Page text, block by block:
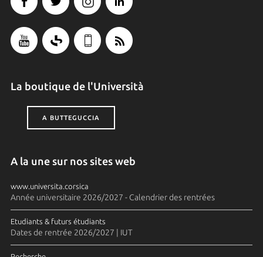
La boutique de l'Università
A BUTTEGUCCIA
A la une sur nos sites web
www.universita.corsica
Année universitaire 2026/2027 - Calendrier des rentrées
Etudiants & futurs étudiants
Dates de rentrée 2026/2027 | IUT